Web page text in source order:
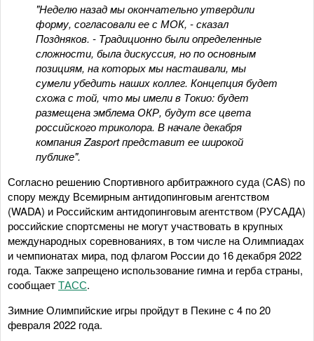
"Неделю назад мы окончательно утвердили
форму, согласовали ее с МОК, - сказал
Поздняков. - Традиционно были определенные
сложности, была дискуссия, но по основным
позициям, на которых мы настаивали, мы
сумели убедить наших коллег. Концепция будет
схожа с той, что мы имели в Токио: будет
размещена эмблема ОКР, будут все цвета
российского триколора. В начале декабря
компания Zasport представит ее широкой
публике".
Согласно решению Спортивного арбитражного суда (CAS) по
спору между Всемирным антидопинговым агентством
(WADA) и Российским антидопинговым агентством (РУСАДА)
российские спортсмены не могут участвовать в крупных
международных соревнованиях, в том числе на Олимпиадах
и чемпионатах мира, под флагом России до 16 декабря 2022
года. Также запрещено использование гимна и герба страны,
сообщаетТАСС.
Зимние Олимпийские игры пройдут в Пекине с 4 по 20
февраля 2022 года.